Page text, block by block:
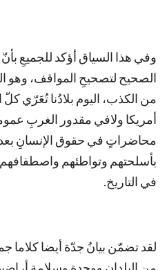
وفي هذا السياق أؤكد للجميعِ
الصحيح لتصحيحِ المواقف، وهو
من الكذب، اليوم بلادُنا تُعَرّي
أمريكا ولافي مقدور الغربِ
محاضراتٍ في حقوق الإنسانِ
بأسلحتهم وتواطئهم واصطفافهم
في التاريخ.
لقد تضمّن بيانُ جدّة أيضا كلاما